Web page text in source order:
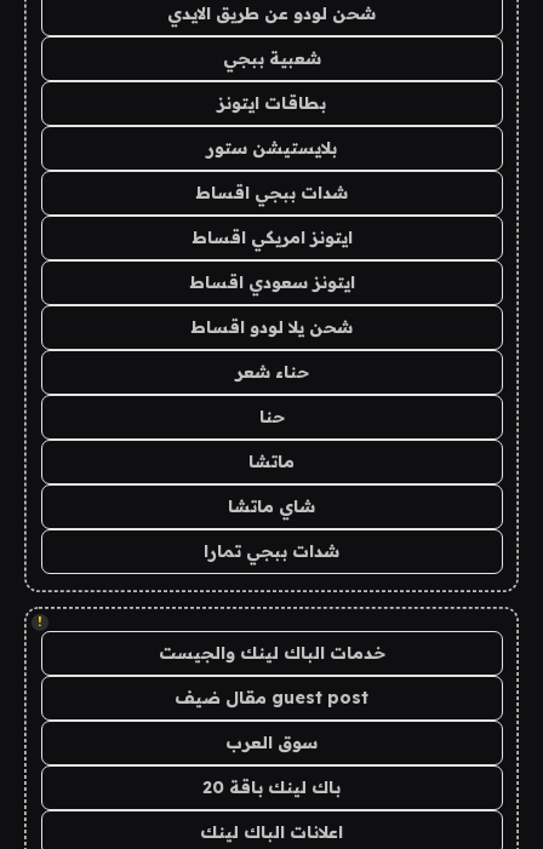
شحن لودو عن طريق الايدي
شعبية ببجي
بطاقات ايتونز
بلايستيشن ستور
شدات ببجي اقساط
ايتونز امريكي اقساط
ايتونز سعودي اقساط
شحن يلا لودو اقساط
حناء شعر
حنا
ماتشا
شاي ماتشا
شدات ببجي تمارا
!
خدمات الباك لينك والجيست
guest post مقال ضيف
سوق العرب
باك لينك باقة 20
اعلانات الباك لينك